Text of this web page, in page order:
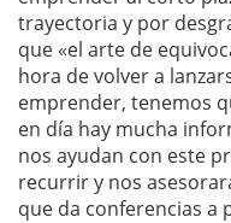
trayectoria y por
que «el arte de
hora de volver a
emprender, tenemos
en día hay mucha
nos ayudan con este
recurrir y nos
que da conferencias a